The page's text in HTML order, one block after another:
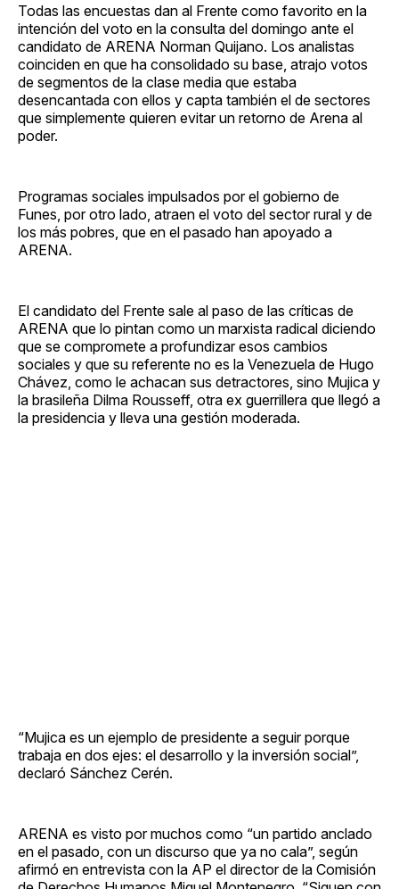
Todas las encuestas dan al Frente como favorito en la
intención del voto en la consulta del domingo ante el
candidato de ARENA Norman Quijano. Los analistas
coinciden en que ha consolidado su base, atrajo votos
de segmentos de la clase media que estaba
desencantada con ellos y capta también el de sectores
que simplemente quieren evitar un retorno de Arena al
poder.
Programas sociales impulsados por el gobierno de
Funes, por otro lado, atraen el voto del sector rural y de
los más pobres, que en el pasado han apoyado a
ARENA.
El candidato del Frente sale al paso de las críticas de
ARENA que lo pintan como un marxista radical diciendo
que se compromete a profundizar esos cambios
sociales y que su referente no es la Venezuela de Hugo
Chávez, como le achacan sus detractores, sino Mujica y
la brasileña Dilma Rousseff, otra ex guerrillera que llegó a
la presidencia y lleva una gestión moderada.
“Mujica es un ejemplo de presidente a seguir porque
trabaja en dos ejes: el desarrollo y la inversión social”,
declaró Sánchez Cerén.
ARENA es visto por muchos como “un partido anclado
en el pasado, con un discurso que ya no cala”, según
afirmó en entrevista con la AP el director de la Comisión